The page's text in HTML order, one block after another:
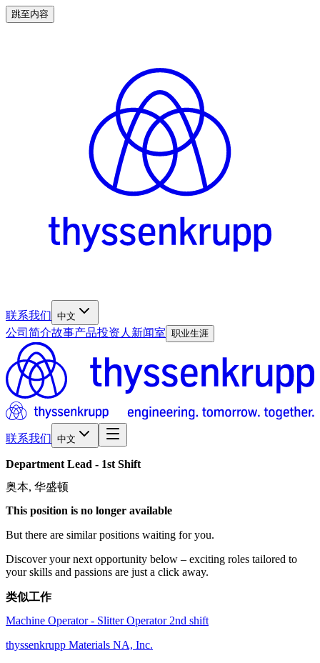
跳至内容
联系我们 中文
公司简介故事产品投资人 新闻室 职业生涯
联系我们 中文
Department Lead - 1st Shift
奥本, 华盛顿
This position is no longer available
But there are similar positions waiting for you.
Discover your next opportunity below – exciting roles tailored to
your skills and passions are just a click away.
类似工作
Machine Operator - Slitter Operator 2nd shift
thyssenkrupp Materials NA, Inc.